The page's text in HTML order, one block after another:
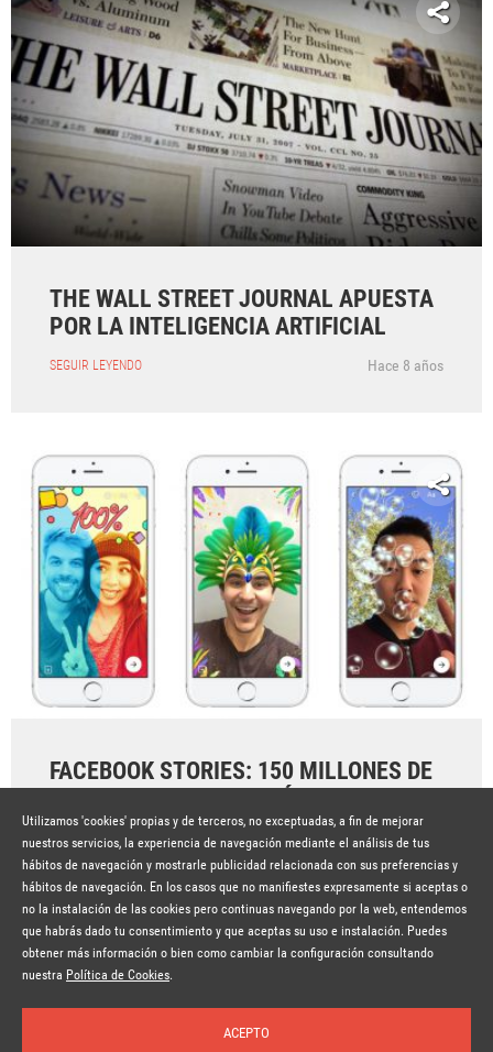
THE WALL STREET JOURNAL APUESTA
POR LA INTELIGENCIA ARTIFICIAL
SEGUIR LEYENDO Hace 8 años
FACEBOOK STORIES: 150 MILLONES DE
SEGUIR LEYENDO Hace 8 años
Suscríbete a la newsletter
© Copyright Lavinia 2026 – www.lavinia.tc
Nota Legal
Contacto
Utilizamos 'cookies' propias y de terceros, no exceptuadas, a fin de mejorar
nuestros servicios, la experiencia de navegación mediante el análisis de tus
hábitos de navegación y mostrarle publicidad relacionada con sus preferencias y
hábitos de navegación. En los casos que no manifiestes expresamente si aceptas o
no la instalación de las cookies pero continuas navegando por la web, entendemos
que habrás dado tu consentimiento y que aceptas su uso e instalación. Puedes
obtener más información o bien como cambiar la configuración consultando
nuestra Política de Cookies.
ACEPTO